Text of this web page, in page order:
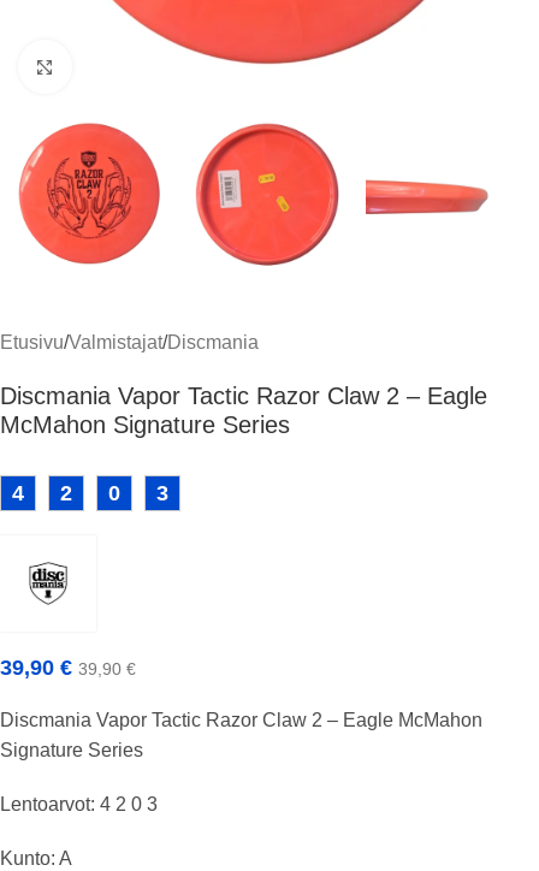
Klikkaa suuremmaksi
Etusivu/Valmistajat/Discmania
Discmania Vapor Tactic Razor Claw 2 – Eagle
McMahon Signature Series
4 2 0 3
39,90 € 39,90 €
Discmania Vapor Tactic Razor Claw 2 – Eagle McMahon
Signature Series
Lentoarvot: 4 2 0 3
Kunto: A